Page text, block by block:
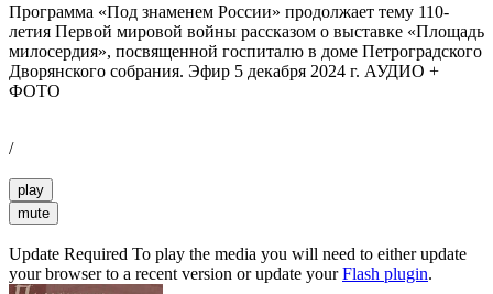
Программа «Под знаменем России» продолжает тему 110-
летия Первой мировой войны рассказом о выставке «Площадь
милосердия», посвященной госпиталю в доме Петроградского
Дворянского собрания. Эфир 5 декабря 2024 г. АУДИО +
ФОТО
/
play
mute
Update Required To play the media you will need to either update
your browser to a recent version or update yourFlash plugin.